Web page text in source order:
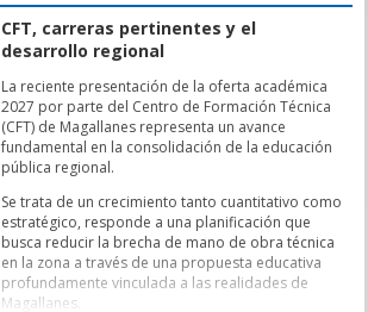
CFT, carreras pertinentes y el
desarrollo regional
La reciente presentación de la oferta académica
2027 por parte del Centro de Formación Técnica
(CFT) de Magallanes representa un avance
fundamental en la consolidación de la educación
pública regional.
Se trata de un crecimiento tanto cuantitativo como
estratégico, responde a una planificación que
busca reducir la brecha de mano de obra técnica
en la zona a través de una propuesta educativa
profundamente vinculada a las realidades de
Magallanes.